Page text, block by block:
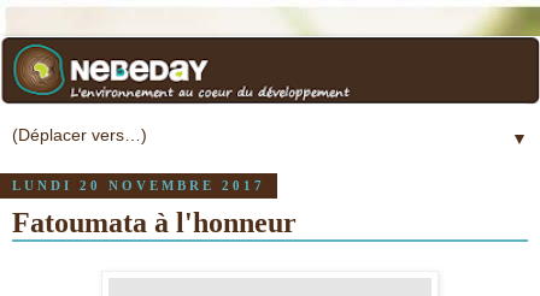
▼
LUNDI 20 NOVEMBRE 2017
Fatoumata à l'honneur